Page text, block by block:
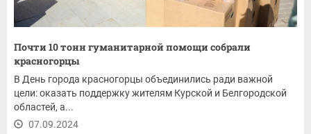
Почти 10 тонн гуманитарной помощи собрали
красногорцы
В День города красногорцы объединились ради важной
цели: оказать поддержку жителям Курской и Белгородской
областей, а...
07.09.2024